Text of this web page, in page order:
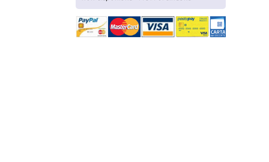
Allora iscriviti alla nostra newsletter!
Sarai informato delle nostre novità, potrai
comunque cancellarti quando desideri.